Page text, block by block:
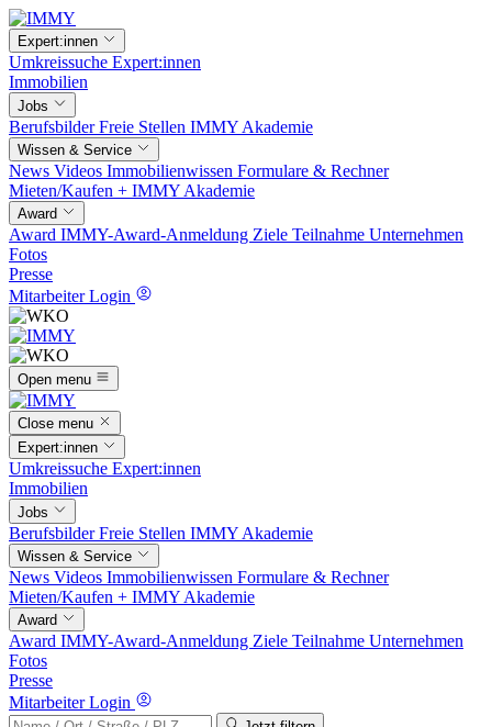
Expert:innen
Umkreissuche Expert:innen
Immobilien
Jobs
BerufsbilderFreie Stellen IMMY Akademie
Wissen & Service
News Videos Immobilienwissen Formulare & Rechner
Mieten/Kaufen + IMMY Akademie
Award
Award IMMY-Award-Anmeldung Ziele Teilnahme Unternehmen
Fotos
Presse
Mitarbeiter Login
Open menu
Close menu
Expert:innen
Umkreissuche Expert:innen
Immobilien
Jobs
BerufsbilderFreie Stellen IMMY Akademie
Wissen & Service
News Videos Immobilienwissen Formulare & Rechner
Mieten/Kaufen + IMMY Akademie
Award
Award IMMY-Award-Anmeldung Ziele Teilnahme Unternehmen
Fotos
Presse
Mitarbeiter Login